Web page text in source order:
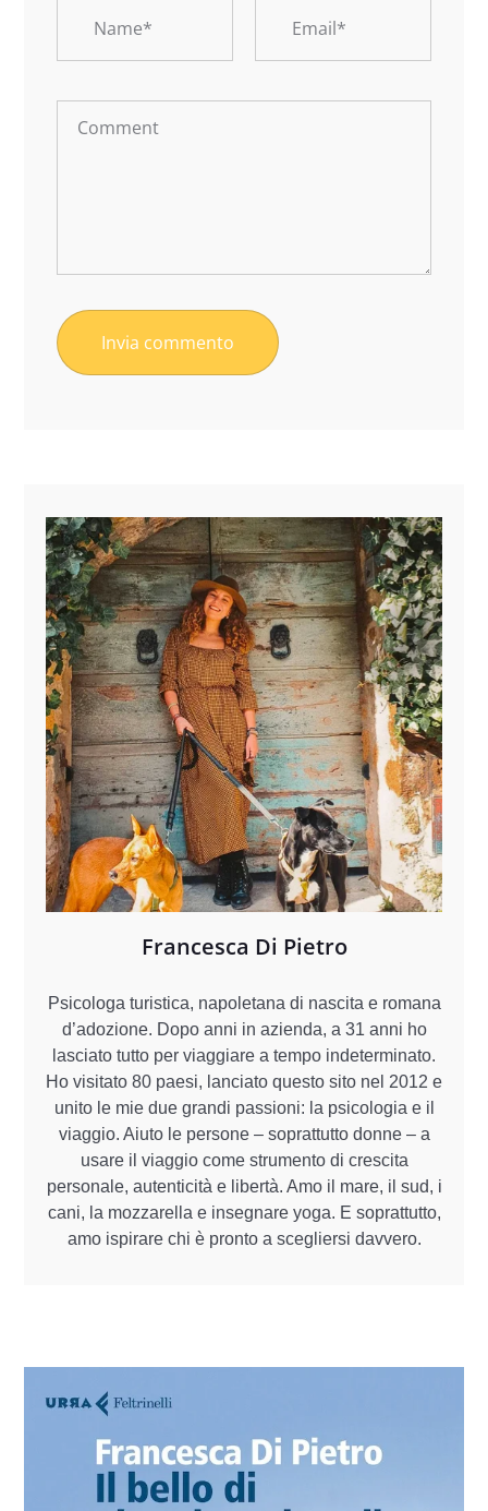
Francesca Di Pietro
Psicologa turistica, napoletana di nascita e romana
d’adozione. Dopo anni in azienda, a 31 anni ho
lasciato tutto per viaggiare a tempo indeterminato.
Ho visitato 80 paesi, lanciato questo sito nel 2012 e
unito le mie due grandi passioni: la psicologia e il
viaggio. Aiuto le persone – soprattutto donne – a
usare il viaggio come strumento di crescita
personale, autenticità e libertà. Amo il mare, il sud, i
cani, la mozzarella e insegnare yoga. E soprattutto,
amo ispirare chi è pronto a scegliersi davvero.